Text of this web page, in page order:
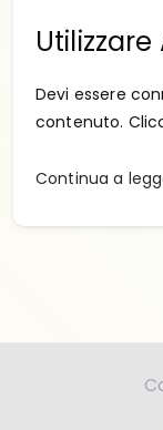
Devi essere
contenuto.
Continua a